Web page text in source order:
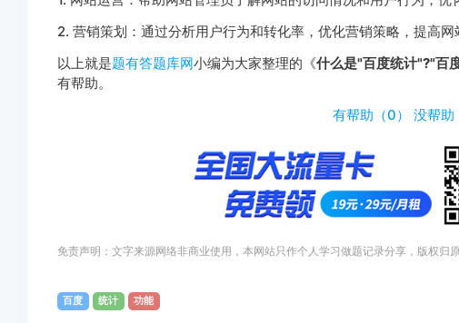
2. 营销策划：通过分析用户行为和转化率，优化营销策略，提高网
以上就是题有答题库网小编为大家整理的《什么是"百度统计"?"百
有帮助。
有帮助（0） 没帮助
免责声明：文字来源网络非商业使用，本网站只作个人学习做题记录分享，版权归
百度 统计 功能